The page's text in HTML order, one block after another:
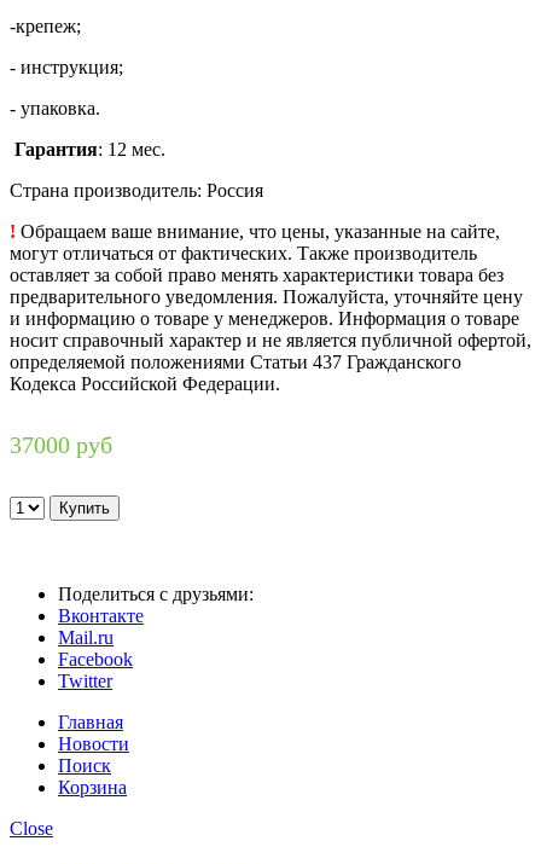
-крепеж;
- инструкция;
- упаковка.
Гарантия: 12 мес.
Страна производитель: Россия
! Обращаем ваше внимание, что цены, указанные на сайте,
могут отличаться от фактических. Также производитель
оставляет за собой право менять характеристики товара без
предварительного уведомления. Пожалуйста, уточняйте цену
и информацию о товаре у менеджеров. Информация о товаре
носит справочный характер и не является публичной офертой,
определяемой положениями Статьи 437 Гражданского
Кодекса Российской Федерации.
37000 руб
Поделиться с друзьями:
Вконтакте
Mail.ru
Facebook
Twitter
Главная
Новости
Поиск
Корзина
Close